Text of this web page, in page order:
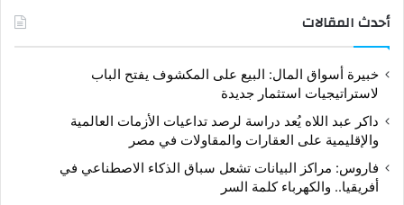
أحدث المقالات
خبيرة أسواق المال: البيع على المكشوف يفتح الباب
لاستراتيجيات استثمار جديدة
داكر عبد اللاه يُعد دراسة لرصد تداعيات الأزمات العالمية
والإقليمية على العقارات والمقاولات في مصر
فاروس: مراكز البيانات تشعل سباق الذكاء الاصطناعي في
أفريقيا.. والكهرباء كلمة السر